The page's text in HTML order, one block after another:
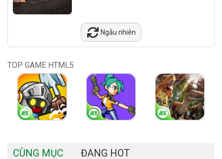
Ngẫu nhiên
TOP GAME HTML5
CÙNG MỤC ĐANG HOT